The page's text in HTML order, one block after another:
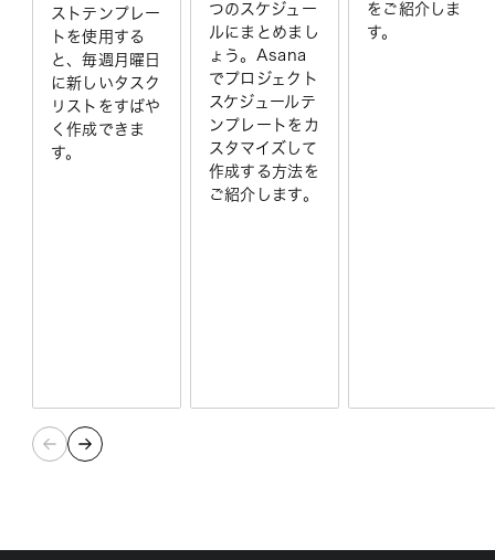
ストテンプレー
トを使用する
と、毎週月曜日
に新しいタスク
リストをすばや
く作成できま
す。
つのスケジュー
ルにまとめまし
ょう。Asana
でプロジェクト
スケジュールテ
ンプレートをカ
スタマイズして
作成する方法を
ご紹介します。
をご紹介しま
す。